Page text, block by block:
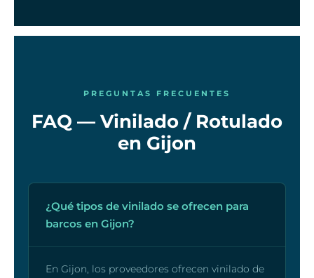
PREGUNTAS FRECUENTES
FAQ — Vinilado / Rotulado
en Gijon
¿Qué tipos de vinilado se ofrecen para
barcos en Gijon?
En Gijon, los proveedores ofrecen vinilado de